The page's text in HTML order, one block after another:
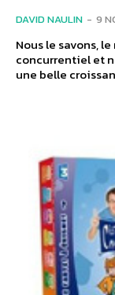
DAVID NAULIN - 9
Nous le savons,
concurrentiel et
une belle